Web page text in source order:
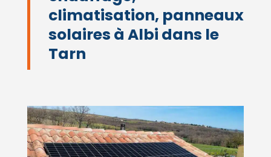
climatisation, panneaux
solaires à Albi dans le
Tarn